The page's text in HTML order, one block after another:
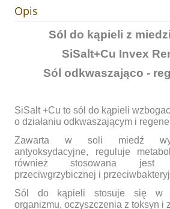
Opis
Sól do kąpieli z
SiSalt+Cu Invex
Sól odkwaszająco -
SiSalt +Cu to sól do kąpieli
o działaniu odkwaszającym i
Zawarta w soli miedź
antyoksydacyjne, reguluje
również stosowana jest
przeciwgrzybicznej i
Sól do kąpieli stosuje się w
organizmu, oczyszczenia z toksyn i